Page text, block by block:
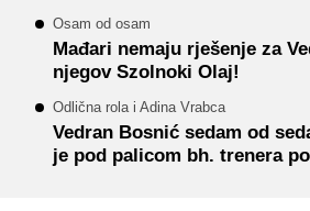
Osam od osam
Mađari nemaju rješenje za
njegov Szolnoki Olaj!
Odlična rola i Adina Vrabca
Vedran Bosnić sedam od
je pod palicom bh. trenera